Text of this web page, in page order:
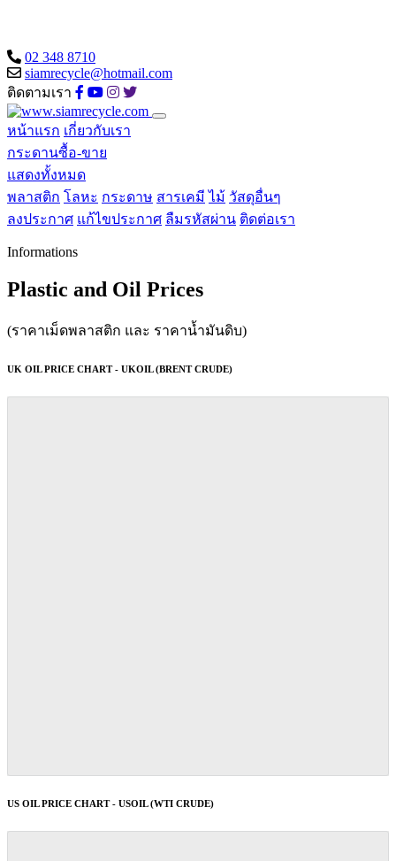
02 348 8710
siamrecycle@hotmail.com
ติดตามเรา
หน้าแรก เกี่ยวกับเรา
กระดานซื้อ-ขาย
แสดงทั้งหมด
พลาสติก โลหะ กระดาษ สารเคมี ไม้ วัสดุอื่นๆ
ลงประกาศ แก้ไขประกาศ ลืมรหัสผ่าน ติดต่อเรา
Informations
Plastic and Oil Prices
(ราคาเม็ดพลาสติก และ ราคาน้ำมันดิบ)
UK OIL PRICE CHART - UKOIL (BRENT CRUDE)
US OIL PRICE CHART - USOIL (WTI CRUDE)